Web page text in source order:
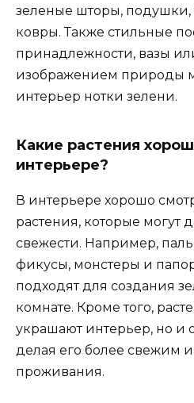
зеленые шторы, подушки,
ковры. Также стильные
принадлежности, вазы
изображением природы
интерьер нотки зелени.
Какие растения
интерьере?
В интерьере хорошо
растения, которые могут
свежести. Например,
фикусы, монстеры и
подходят для создания
комнате. Кроме того,
украшают интерьер, но и
делая его более свежим
проживания.